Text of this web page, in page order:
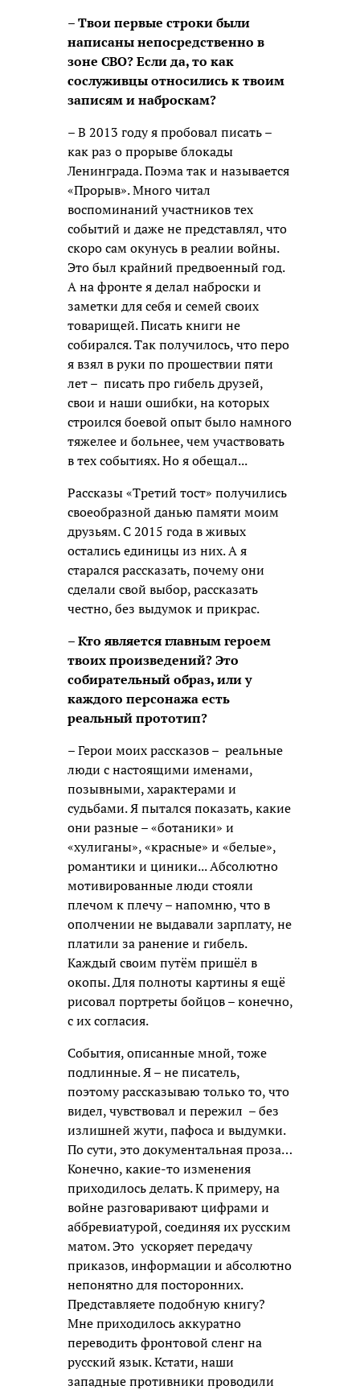
– Твои первые строки были
написаны непосредственно в
зоне СВО? Если да, то как
сослуживцы относились к твоим
записям и наброскам?
– В 2013 году я пробовал писать –
как раз о прорыве блокады
Ленинграда. Поэма так и называется
«Прорыв». Много читал
воспоминаний участников тех
событий и даже не представлял, что
скоро сам окунусь в реалии войны.
Это был крайний предвоенный год.
А на фронте я делал наброски и
заметки для себя и семей своих
товарищей. Писать книги не
собирался. Так получилось, что перо
я взял в руки по прошествии пяти
лет – писать про гибель друзей,
свои и наши ошибки, на которых
строился боевой опыт было намного
тяжелее и больнее, чем участвовать
в тех событиях. Но я обещал...
Рассказы «Третий тост» получились
своеобразной данью памяти моим
друзьям. С 2015 года в живых
остались единицы из них. А я
старался рассказать, почему они
сделали свой выбор, рассказать
честно, без выдумок и прикрас.
– Кто является главным героем
твоих произведений? Это
собирательный образ, или у
каждого персонажа есть
реальный прототип?
– Герои моих рассказов – реальные
люди с настоящими именами,
позывными, характерами и
судьбами. Я пытался показать, какие
они разные – «ботаники» и
«хулиганы», «красные» и «белые»,
романтики и циники... Абсолютно
мотивированные люди стояли
плечом к плечу – напомню, что в
ополчении не выдавали зарплату, не
платили за ранение и гибель.
Каждый своим путём пришёл в
окопы. Для полноты картины я ещё
рисовал портреты бойцов – конечно,
с их согласия.
События, описанные мной, тоже
подлинные. Я – не писатель,
поэтому рассказываю только то, что
видел, чувствовал и пережил – без
излишней жути, пафоса и выдумки.
По сути, это документальная проза…
Конечно, какие-то изменения
приходилось делать. К примеру, на
войне разговаривают цифрами и
аббревиатурой, соединяя их русским
матом. Это ускоряет передачу
приказов, информации и абсолютно
непонятно для посторонних.
Представляете подобную книгу?
Мне приходилось аккуратно
переводить фронтовой сленг на
русский язык. Кстати, наши
западные противники проводили